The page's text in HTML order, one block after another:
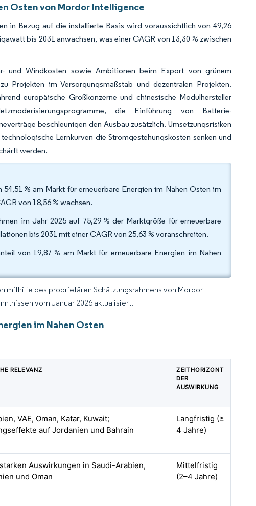
Osten von Mordor Intelligence
in Bezug auf die installierte Basis wird voraussichtlich von 49,26
bis 2031 anwachsen, was einer CAGR von 13,30 % zwischen
und Windkosten sowie Ambitionen beim Export von grünem
Projekten im Versorgungsmaßstab und dezentralen Projekten.
europäische Großkonzerne und chinesische Modulhersteller
die Einführung von Batterie-
beschleunigen den Ausbau zusätzlich. Umsetzungsrisiken
Lernkurven die Stromgestehungskosten senken und
werden.
% am Markt für erneuerbare Energien im Nahen Osten im
von 18,56 % wachsen.
im Jahr 2025 auf 75,29 % der Marktgröße für erneuerbare
bis 2031 mit einer CAGR von 25,63 % voranschreiten.
von 19,87 % am Markt für erneuerbare Energien im Nahen
mithilfe des proprietären Schätzungsrahmens von Mordor
vom Januar 2026 aktualisiert.
im Nahen Osten
RELEVANZ
ZEITHORIZONT
DER
AUSWIRKUNG
VAE, Oman, Katar, Kuwait;
auf Jordanien und Bahrain
Langfristig (≥
4 Jahre)
Auswirkungen in Saudi-Arabien,
und Oman
Mittelfristig
(2–4 Jahre)